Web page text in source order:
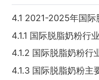
4.1 2021-2025年国际
4.1.1 国际脱脂奶粉行
4.1.2 国际脱脂奶粉行
4.1.3 国际脱脂奶粉主